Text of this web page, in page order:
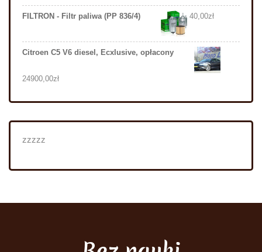
FILTRON - Filtr paliwa (PP 836/4) 40,00zł
Citroen C5 V6 diesel, Ecxlusive, opłacony
24900,00zł
zzzzz